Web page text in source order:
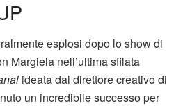
esplosi dopo lo show di
Margiela nell’ultima sfilata
ideata dal direttore creativo di
un incredibile successo per